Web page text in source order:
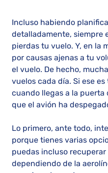
Incluso habiendo
detalladamente, siempre
pierdas tu vuelo. Y, en la
por causas ajenas a tu
el vuelo. De hecho,
vuelos cada día. Si ese
cuando llegas a la
que el avión ha
Lo primero, ante todo,
porque tienes varias
puedas incluso
dependiendo de la